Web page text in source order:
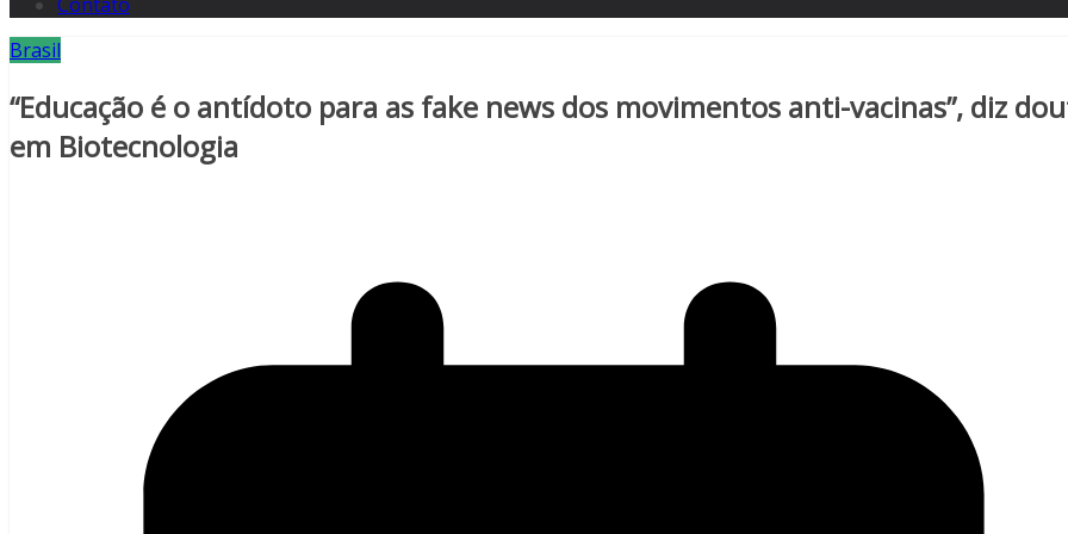
Contato
Brasil
“Educação é o antídoto para as fake news dos movimentos anti-vacinas”, diz
em Biotecnologia